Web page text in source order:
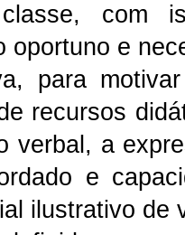
com
oportuno e
para
recursos
verbal, a
e
ilustrativo de